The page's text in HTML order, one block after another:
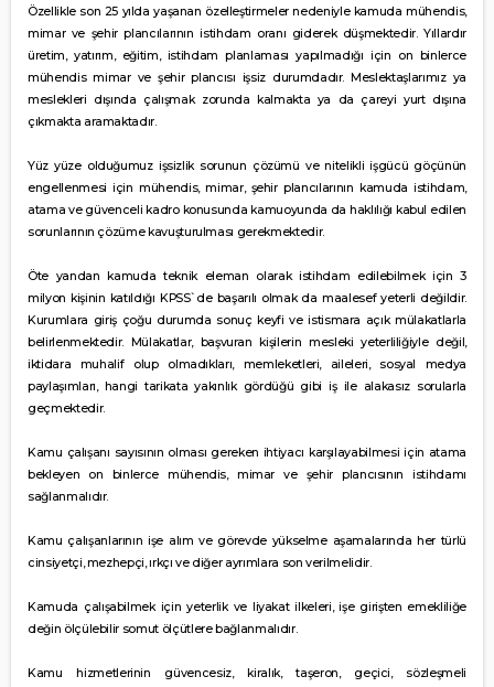
Özellikle son 25 yılda yaşanan özelleştirmeler nedeniyle kamuda mühendis,
mimar ve şehir plancılarının istihdam oranı giderek düşmektedir. Yıllardır
üretim, yatırım, eğitim, istihdam planlaması yapılmadığı için on binlerce
mühendis mimar ve şehir plancısı işsiz durumdadır. Meslektaşlarımız ya
meslekleri dışında çalışmak zorunda kalmakta ya da çareyi yurt dışına
çıkmakta aramaktadır.
Yüz yüze olduğumuz işsizlik sorunun çözümü ve nitelikli işgücü göçünün
engellenmesi için mühendis, mimar, şehir plancılarının kamuda istihdam,
atama ve güvenceli kadro konusunda kamuoyunda da haklılığı kabul edilen
sorunlarının çözüme kavuşturulması gerekmektedir.
Öte yandan kamuda teknik eleman olarak istihdam edilebilmek için 3
milyon kişinin katıldığı KPSS`de başarılı olmak da maalesef yeterli değildir.
Kurumlara giriş çoğu durumda sonuç keyfi ve istismara açık mülakatlarla
belirlenmektedir. Mülakatlar, başvuran kişilerin mesleki yeterliliğiyle değil,
iktidara muhalif olup olmadıkları, memleketleri, aileleri, sosyal medya
paylaşımları, hangi tarikata yakınlık gördüğü gibi iş ile alakasız sorularla
geçmektedir.
Kamu çalışanı sayısının olması gereken ihtiyacı karşılayabilmesi için atama
bekleyen on binlerce mühendis, mimar ve şehir plancısının istihdamı
sağlanmalıdır.
Kamu çalışanlarının işe alım ve görevde yükselme aşamalarında her türlü
cinsiyetçi, mezhepçi, ırkçı ve diğer ayrımlara son verilmelidir.
Kamuda çalışabilmek için yeterlik ve liyakat ilkeleri, işe girişten emekliliğe
değin ölçülebilir somut ölçütlere bağlanmalıdır.
Kamu hizmetlerinin güvencesiz, kiralık, taşeron, geçici, sözleşmeli